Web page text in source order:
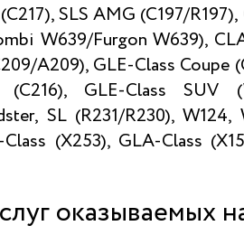
SLS AMG (C197/
W639/Furgon W639),
A209), GLE-Class Coupe
(C216), GLE-Class
SL (R231/R230),
(X253), GLA-Class
оказываемых